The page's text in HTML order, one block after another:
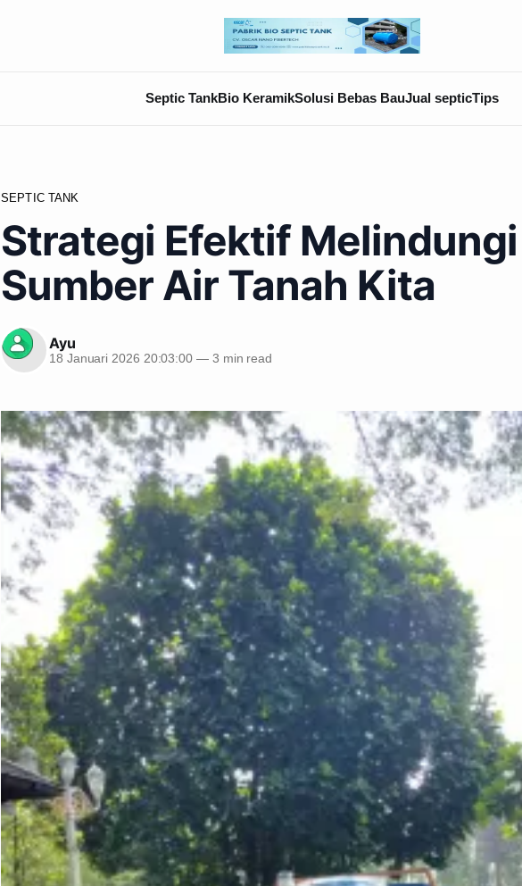
Septic TankBio KeramikSolusi Bebas BauJual septicTips
SEPTIC TANK
Strategi Efektif Melindungi
Sumber Air Tanah Kita
Ayu
18 Januari 2026 20:03:00 —3 min read